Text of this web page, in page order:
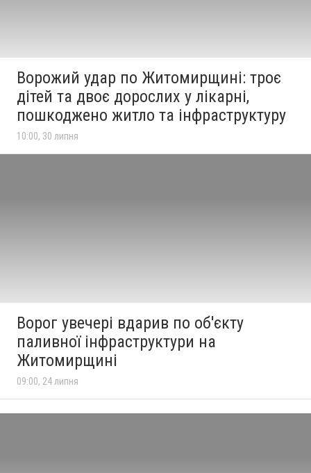
Ворожий удар по Житомирщині: троє
дітей та двоє дорослих у лікарні,
пошкоджено житло та інфраструктуру
10:00, 30 липня
Ворог увечері вдарив по об'єкту
паливної інфраструктури на
Житомирщині
09:00, 24 липня